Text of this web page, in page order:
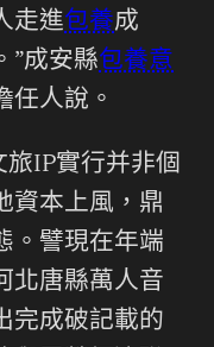
走進包養成
”成安縣包養意
任人說。
旅IP實行并非個
資本上風，鼎
。譬現在年端
北唐縣萬人音
完成破記載的